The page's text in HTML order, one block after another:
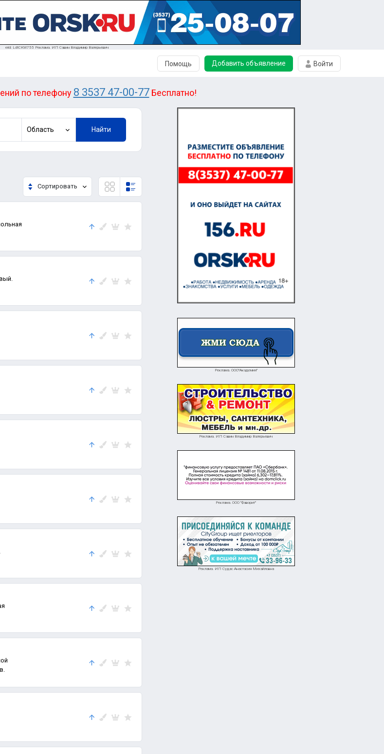
erid: LdtCKW755 Реклама. ИП Савин Владимир Валерьевич
Помощь Добавить объявление Войти
по телефону 8 3537 47-00-77Бесплатно!
Область Найти
Сортировать
Реклама. ООО"Академия"
Реклама. ИП Савин Владимир Валерьевич
Реклама. ООО "Фаворит"
Реклама. ИП Судас Анастасия Михайловна